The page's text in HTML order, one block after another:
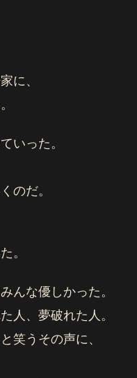
に、
いった。
のだ。
。
んな優しかった。
人、夢破れた人。
笑うその声に、